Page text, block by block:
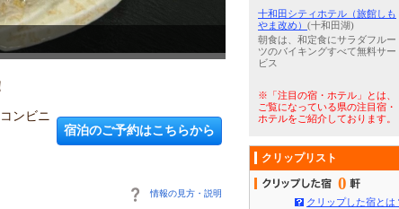
本館シングル
ンビニ
宿泊のご予約はこちらから
情報の見方・説明
十和田シティホテル（旅館しも
やま改め） (十和田湖)
朝食は、和定食にサラダフルー
ツのバイキングすべて無料サー
ビス
※「注目の宿・ホテル」とは、
ご覧になっている県の注目宿・
ホテルをご紹介しております。
クリップリスト
0
クリップした宿とは